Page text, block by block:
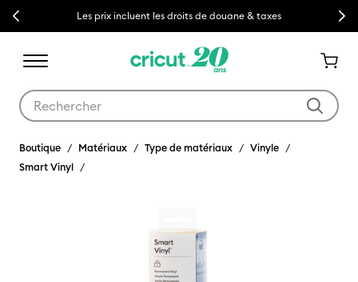
Previous Les prix incluent les droits de douane & taxes Next
Boutique Matériaux Type de matériaux
Vinyle
Smart Vinyl